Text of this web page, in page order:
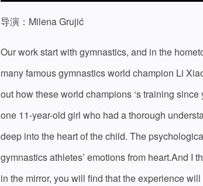
导演：Milena Grujić
Our work start with gymnastics, and in the
many famous gymnastics world champion Li
out how these world champions ‘s training
one 11-year-old girl who had a thorough
deep into the heart of the child. The
gymnastics athletes’ emotions from heart.And I
in the mirror, you will find that the experience